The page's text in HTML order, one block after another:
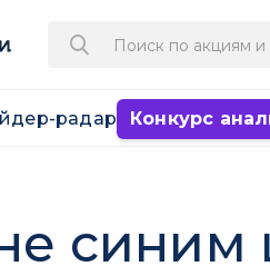
радар Конкурс
синим